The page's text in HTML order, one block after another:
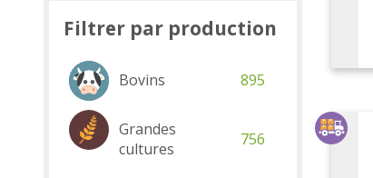
Filtrer par production
Bovins 895
Grandes
cultures
756